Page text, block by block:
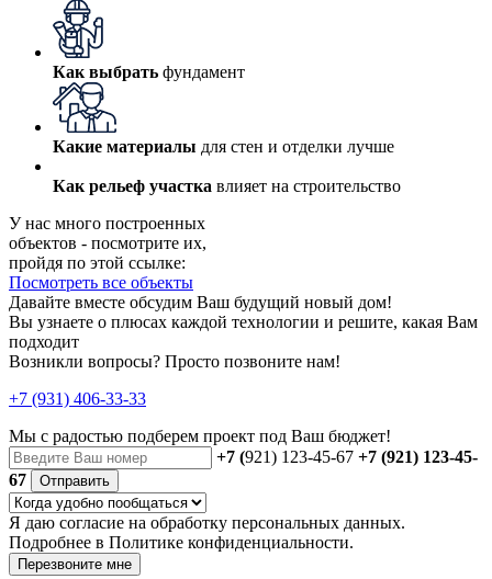
Как выбрать фундамент
Какие материалы для стен и отделки лучше
Как рельеф участка влияет на строительство
У нас много построенных
объектов - посмотрите их,
пройдя по этой ссылке:
Посмотреть все объекты
Давайте вместе обсудим Ваш будущий новый дом!
Вы узнаете о плюсах каждой технологии и решите, какая Вам
подходит
Возникли вопросы? Просто позвоните нам!
+7 (931) 406-33-33
Мы с радостью подберем проект под Ваш бюджет!
+7 (921) 123-45-67 +7 (921) 123-45-
67
Отправить
Я даю согласие на обработку персональных данных.
Подробнее в Политике конфиденциальности.
Перезвоните мне